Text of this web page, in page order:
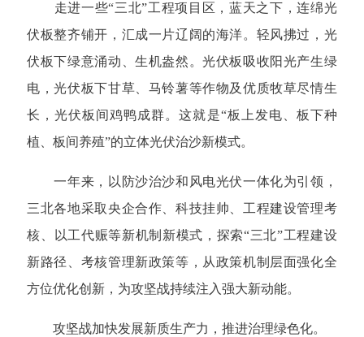
走进一些“三北”工程项目区，蓝天之下，连绵光
伏板整齐铺开，汇成一片辽阔的海洋。轻风拂过，光
伏板下绿意涌动、生机盎然。光伏板吸收阳光产生绿
电，光伏板下甘草、马铃薯等作物及优质牧草尽情生
长，光伏板间鸡鸭成群。这就是“板上发电、板下种
植、板间养殖”的立体光伏治沙新模式。
一年来，以防沙治沙和风电光伏一体化为引领，
三北各地采取央企合作、科技挂帅、工程建设管理考
核、以工代赈等新机制新模式，探索“三北”工程建设
新路径、考核管理新政策等，从政策机制层面强化全
方位优化创新，为攻坚战持续注入强大新动能。
攻坚战加快发展新质生产力，推进治理绿色化。